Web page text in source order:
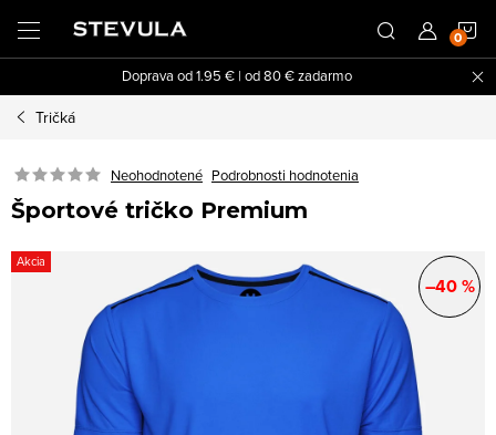
obsah
Doprava od 1.95 € | od 80 € zadarmo
Tričká
Neohodnotené Podrobnosti hodnotenia
Športové tričko Premium
Akcia
–40 %